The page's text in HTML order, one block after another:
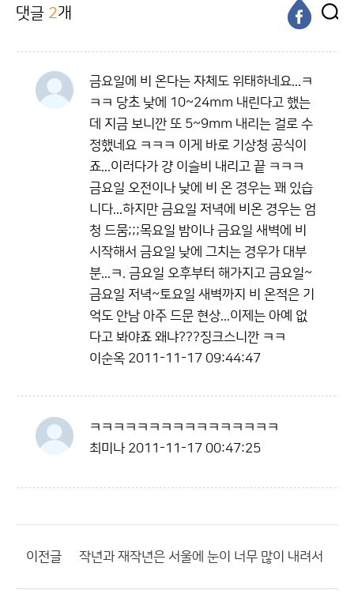
댓글 2개
금요일에 비 온다는 자체도 위태하네요...ㅋ
ㅋㅋ 당초 낮에 10~24mm 내린다고 했는
데 지금 보니깐 또 5~9mm 내리는 걸로 수
정했네요 ㅋㅋㅋ 이게 바로 기상청 공식이
죠...이러다가 걍 이슬비 내리고 끝 ㅋㅋㅋ
금요일 오전이나 낮에 비 온 경우는 꽤 있습
니다...하지만 금요일 저녁에 비온 경우는 엄
청 드뭄;;;목요일 밤이나 금요일 새벽에 비
시작해서 금요일 낮에 그치는 경우가 대부
분...ㅋ. 금요일 오후부터 해가지고 금요일~
금요일 저녁~토요일 새벽까지 비 온적은 기
억도 안남 아주 드문 현상...이제는 아예 없
다고 봐야죠 왜냐???징크스니깐 ㅋㅋ
이순옥 2011-11-17 09:44:47
ㅋㅋㅋㅋㅋㅋㅋㅋㅋㅋㅋㅋㅋㅋㅋㅋ
최미나 2011-11-17 00:47:25
이전글 작년과 재작년은 서울에 눈이 너무 많이 내려서